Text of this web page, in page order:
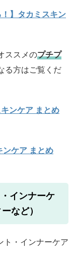
】タカミスキン
ススメのプチプ
る方はご覧くだ
ンケア まとめ
ケア まとめ
インナーケ
など）
ト・インナーケア